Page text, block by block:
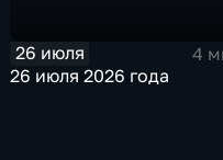
26 июля
4
26 июля 2026 года